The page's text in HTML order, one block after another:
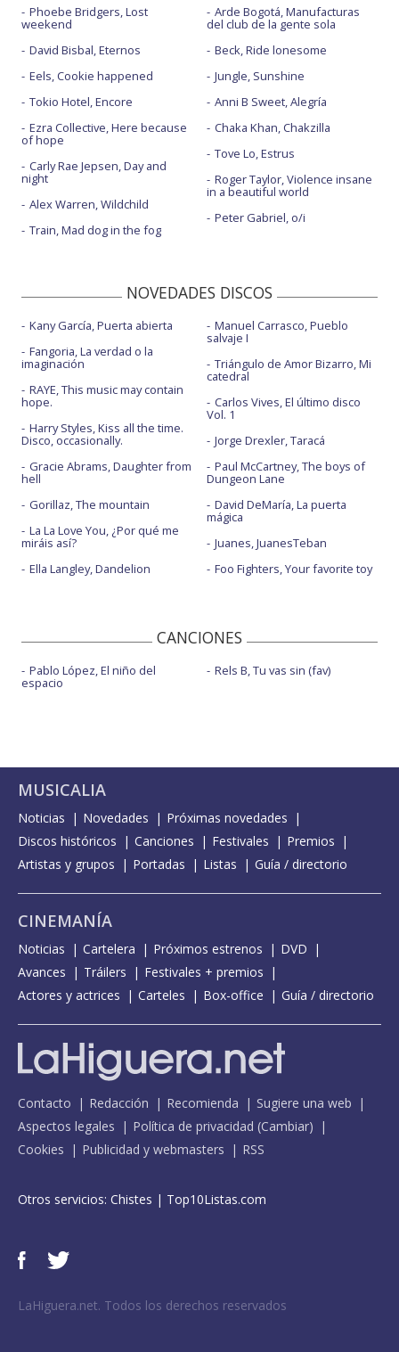
Phoebe Bridgers, Lost
weekend
David Bisbal, Eternos
Eels, Cookie happened
Tokio Hotel, Encore
Ezra Collective, Here because
of hope
Carly Rae Jepsen, Day and
night
Alex Warren, Wildchild
Train, Mad dog in the fog
Arde Bogotá, Manufacturas
del club de la gente sola
Beck, Ride lonesome
Jungle, Sunshine
Anni B Sweet, Alegría
Chaka Khan, Chakzilla
Tove Lo, Estrus
Roger Taylor, Violence insane
in a beautiful world
Peter Gabriel, o/i
NOVEDADES DISCOS
Kany García, Puerta abierta
Fangoria, La verdad o la
imaginación
RAYE, This music may contain
hope.
Harry Styles, Kiss all the time.
Disco, occasionally.
Gracie Abrams, Daughter from
hell
Gorillaz, The mountain
La La Love You, ¿Por qué me
miráis así?
Ella Langley, Dandelion
Manuel Carrasco, Pueblo
salvaje I
Triángulo de Amor Bizarro, Mi
catedral
Carlos Vives, El último disco
Vol. 1
Jorge Drexler, Taracá
Paul McCartney, The boys of
Dungeon Lane
David DeMaría, La puerta
mágica
Juanes, JuanesTeban
Foo Fighters, Your favorite toy
CANCIONES
Pablo López, El niño del
espacio
Rels B, Tu vas sin (fav)
MUSICALIA
Noticias Novedades
Próximas novedades
Discos históricos
Canciones Festivales
Premios
Artistas y grupos
Portadas Listas Guía / directorio
CINEMANÍA
Noticias Cartelera Próximos estrenos
DVD
Avances
Tráilers
Festivales + premios
Actores y actrices
Carteles Box-office Guía / directorio
Contacto Redacción Recomienda
Sugiere una web
Aspectos legales
Política de privacidad (Cambiar)
Cookies
Publicidad y webmasters RSS
Otros servicios: Chistes | Top10Listas.com
LaHiguera.net. Todos los derechos reservados